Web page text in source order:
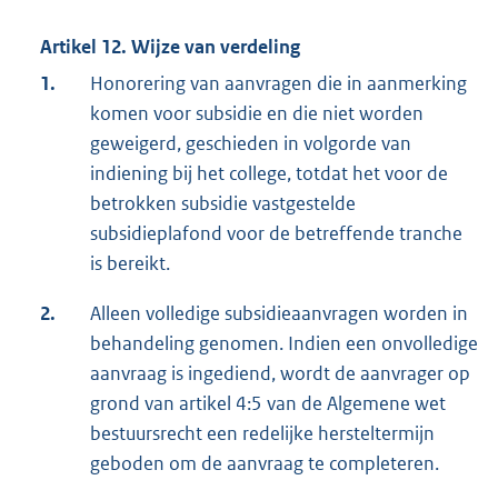
Artikel 12. Wijze van verdeling
1.
Honorering van aanvragen die in aanmerking
komen voor subsidie en die niet worden
geweigerd, geschieden in volgorde van
indiening bij het college, totdat het voor de
betrokken subsidie vastgestelde
subsidieplafond voor de betreffende tranche
is bereikt.
2.
Alleen volledige subsidieaanvragen worden in
behandeling genomen. Indien een onvolledige
aanvraag is ingediend, wordt de aanvrager op
grond van artikel 4:5 van de Algemene wet
bestuursrecht een redelijke hersteltermijn
geboden om de aanvraag te completeren.